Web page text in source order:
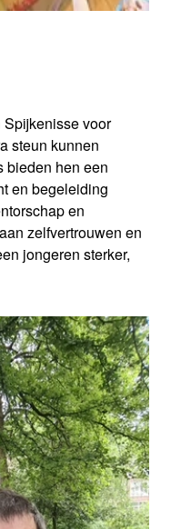
voor
steun kunnen
bieden hen een
en begeleiding
en
zelfvertrouwen en
jongeren sterker,